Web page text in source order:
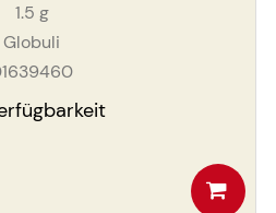
1.5 g
Globuli